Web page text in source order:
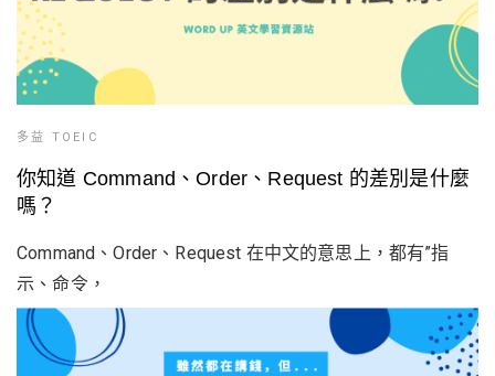
多益 TOEIC
你知道 Command、Order、Request 的差別是什麼
嗎？
Command、Order、Request 在中文的意思上，都有”指
示、命令，